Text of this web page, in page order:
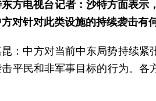
方电视台记者：沙特方面表示
对针对此类设施的持续袭击有
：中方对当前中东局势持续紧
平民和非军事目标的行为。